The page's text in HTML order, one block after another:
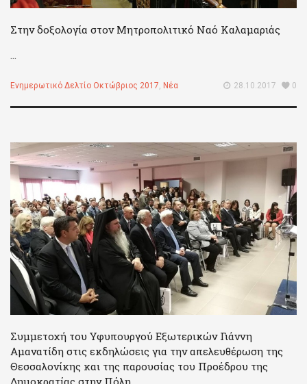
Στην δοξολογία στον Μητροπολιτικό Ναό Καλαμαριάς
...
Ενημερωτικό Δελτίο Οκτώβριος 2017, Νέα 28.10.2017 0
Συμμετοχή του Υφυπουργού Εξωτερικών Γιάννη
Αμανατίδη στις εκδηλώσεις για την απελευθέρωση της
Θεσσαλονίκης και της παρουσίας του Προέδρου της